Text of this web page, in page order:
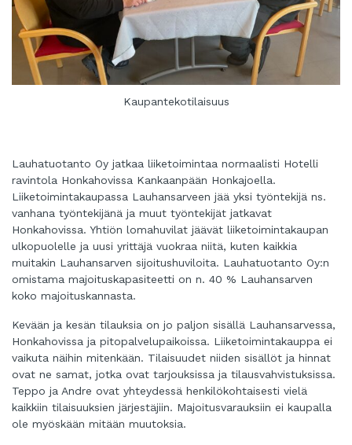
Kaupantekotilaisuus
Lauhatuotanto Oy jatkaa liiketoimintaa normaalisti Hotelli
ravintola Honkahovissa Kankaanpään Honkajoella.
Liiketoimintakaupassa Lauhansarveen jää yksi työntekijä ns.
vanhana työntekijänä ja muut työntekijät jatkavat
Honkahovissa. Yhtiön lomahuvilat jäävät liiketoimintakaupan
ulkopuolelle ja uusi yrittäjä vuokraa niitä, kuten kaikkia
muitakin Lauhansarven sijoitushuviloita. Lauhatuotanto Oy:n
omistama majoituskapasiteetti on n. 40 % Lauhansarven
koko majoituskannasta.
Kevään ja kesän tilauksia on jo paljon sisällä Lauhansarvessa,
Honkahovissa ja pitopalvelupaikoissa. Liiketoimintakauppa ei
vaikuta näihin mitenkään. Tilaisuudet niiden sisällöt ja hinnat
ovat ne samat, jotka ovat tarjouksissa ja tilausvahvistuksissa.
Teppo ja Andre ovat yhteydessä henkilökohtaisesti vielä
kaikkiin tilaisuuksien järjestäjiin. Majoitusvarauksiin ei kaupalla
ole myöskään mitään muutoksia.